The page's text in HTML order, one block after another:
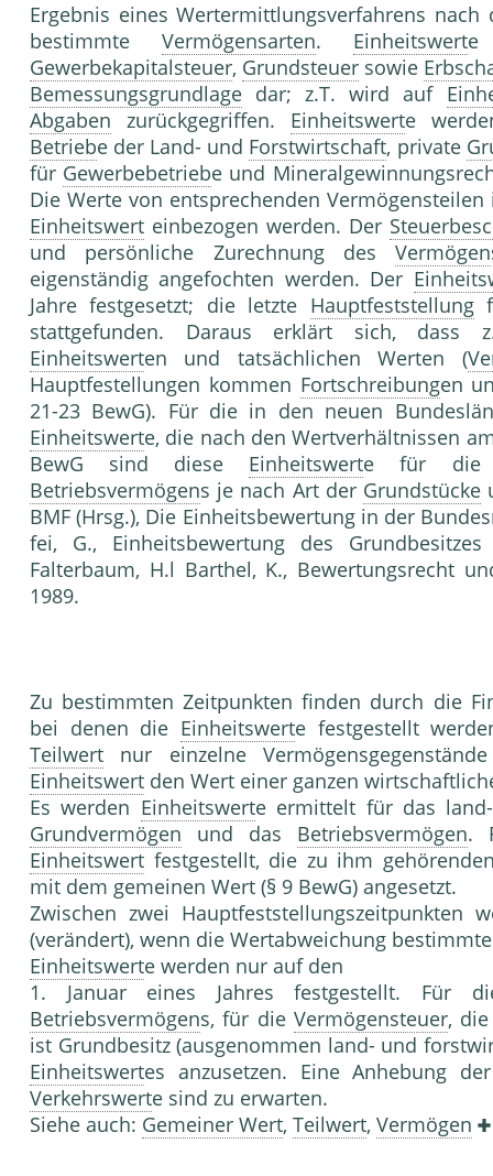
Ergebnis eines Wertermittlungsverfahrens
bestimmteVermögensarten. Einheitswert
Gewerbekapitalsteuer, Grundsteuer sowie
Bemessungsgrundlage dar; z.T. wird auf
Abgaben zurückgegriffen. Einheitswerte
Betriebe der Land- und Forstwirtschaft, private
für Gewerbebetriebe und
Die Werte von entsprechenden
Einheitswert einbezogen werden. Der
und persönliche Zurechnung desVermögen
eigenständig angefochten werden. Der
Jahre festgesetzt; die letzte Hauptfeststellung
stattgefunden. Daraus erklärt sich, dass
Einheitswerten und tatsächlichen Werten (
Hauptfestellungen kommen Fortschreibungen
21-23 BewG). Für die in den neuen
Einheitswerte, die nach den Wertverhältnissen
BewG sind diese Einheitswerte für die
Betriebsvermögens je nach Art der Grundstücke
BMF (Hrsg.), Die Einheitsbewertung in der
fei, G., Einheitsbewertung des
Falterbaum, H.l Barthel, K., Bewertungsrecht
1989.
Zu bestimmten Zeitpunkten finden durch die
bei denen die Einheitswerte festgestellt
Teilwert nur einzelne
Einheitswert den Wert einer ganzen
Es werden Einheitswerte ermittelt für das
Grundvermögen und das Betriebsvermögen.
Einheitswert festgestellt, die zu ihm
mit dem gemeinen Wert (§ 9 BewG) angesetzt.
Zwischen zwei Hauptfeststellungszeitpunkten
(verändert), wenn die Wertabweichung
Einheitswerte werden nur auf den
1. Januar eines Jahres festgestellt. Für
Betriebsvermögens, für die Vermögensteuer,
ist Grundbesitz (ausgenommen land- und
Einheitswertes anzusetzen. Eine Anhebung
Verkehrswerte sind zu erwarten.
Siehe auch: Gemeiner Wert, Teilwert, Vermögen